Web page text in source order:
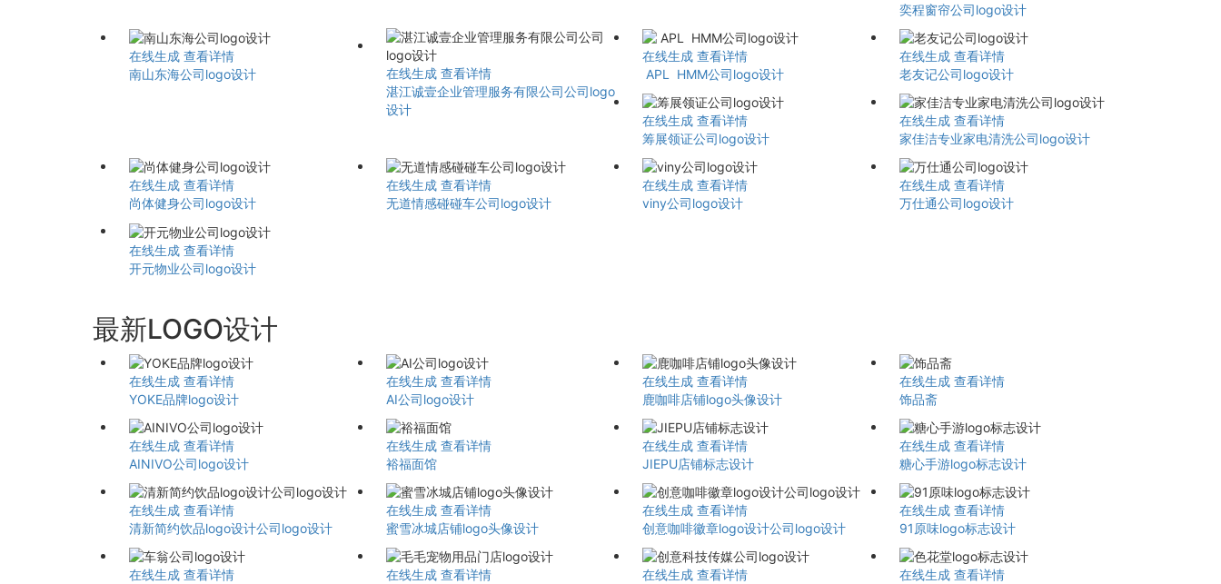
奕程窗帘公司logo设计
在线生成 查看详情
南山东海公司logo设计
在线生成 查看详情
湛江诚壹企业管理服务有限公司公司logo
设计
在线生成 查看详情
APL HMM公司logo设计
在线生成 查看详情
老友记公司logo设计
在线生成 查看详情
筹展领证公司logo设计
在线生成 查看详情
家佳洁专业家电清洗公司logo设计
在线生成 查看详情
尚体健身公司logo设计
在线生成 查看详情
无道情感碰碰车公司logo设计
在线生成 查看详情
viny公司logo设计
在线生成 查看详情
万仕通公司logo设计
在线生成 查看详情
开元物业公司logo设计
最新LOGO设计
在线生成 查看详情
YOKE品牌logo设计
在线生成 查看详情
AI公司logo设计
在线生成 查看详情
鹿咖啡店铺logo头像设计
在线生成 查看详情
饰品斋
在线生成 查看详情
AINIVO公司logo设计
在线生成 查看详情
裕福面馆
在线生成 查看详情
JIEPU店铺标志设计
在线生成 查看详情
糖心手游logo标志设计
在线生成 查看详情
清新简约饮品logo设计公司logo设计
在线生成 查看详情
蜜雪冰城店铺logo头像设计
在线生成 查看详情
创意咖啡徽章logo设计公司logo设计
在线生成 查看详情
91原味logo标志设计
在线生成 查看详情
在线生成 查看详情
在线生成 查看详情
在线生成 查看详情